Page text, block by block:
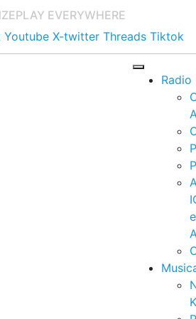
PLAY EVERYWHERE
Youtube X-twitter Threads Tiktok
Radio
e